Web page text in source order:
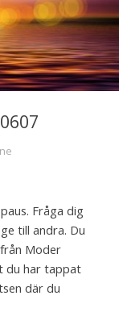
Fråga dig
till andra. Du
Moder
du har tappat
där du